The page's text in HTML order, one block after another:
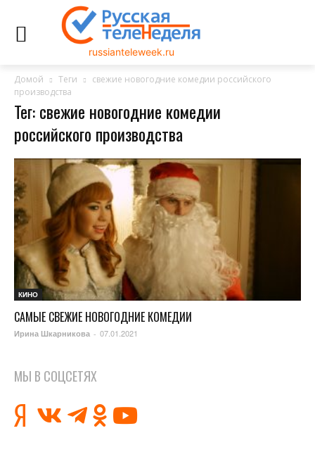
russianteleweek.ru
Домой Теги
свежие новогодние комедии российского
производства
Тег: свежие новогодние комедии
российского производства
КИНО
САМЫЕ СВЕЖИЕ НОВОГОДНИЕ КОМЕДИИ
Ирина Шкарникова - 07.01.2021
МЫ В СОЦСЕТЯХ